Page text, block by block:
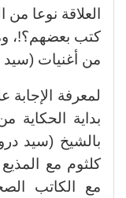
العلاقة نوعا
كتب بعضهم؟!،
من أغنيات
لمعرفة الإجابة
بداية
بالشيخ (سيد
كلثوم مع
مع الكاتب